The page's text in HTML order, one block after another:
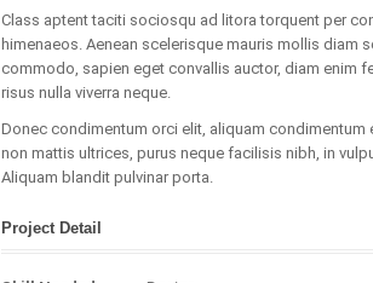
Class aptent taciti sociosqu ad litora torquent per
himenaeos. Aenean scelerisque mauris mollis diam
commodo, sapien eget convallis auctor, diam enim
risus nulla viverra neque.
Donec condimentum orci elit, aliquam condimentum
non mattis ultrices, purus neque facilisis nibh, in
Aliquam blandit pulvinar porta.
Project Detail